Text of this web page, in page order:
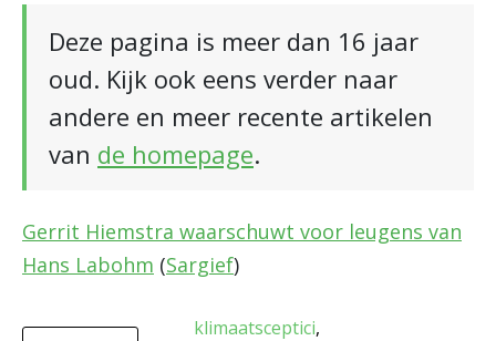
Deze pagina is meer dan 16 jaar
oud. Kijk ook eens verder naar
andere en meer recente artikelen
van de homepage.
Gerrit Hiemstra waarschuwt voor leugens van
Hans Labohm (Sargief)
klimaatsceptici